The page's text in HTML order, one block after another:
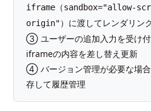
iframe （sandbox="allow-
origin"）に渡してレンダリン
③ ユーザーの追加入力を受け付
iframeの内容を差し替え更新
④ バージョン管理が必要な場
存して履歴管理